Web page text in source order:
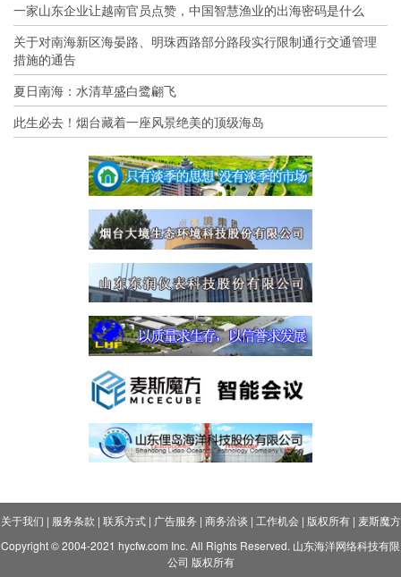
一家山东企业让越南官员点赞，中国智慧渔业的出海密码是什么
关于对南海新区海晏路、明珠西路部分路段实行限制通行交通管理
措施的通告
夏日南海：水清草盛白鹭翩飞
此生必去！烟台藏着一座风景绝美的顶级海岛
关于我们 | 服务条款 | 联系方式| 广告服务 | 商务洽谈 | 工作机会| 版权所有| 麦斯魔方
Copyright © 2004-2021 hycfw.com Inc. All Rights Reserved. 山东海洋网络科技有限
公司 版权所有